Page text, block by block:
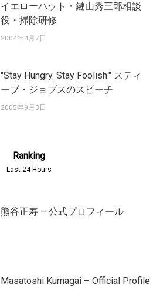
イエローハット・鍵山秀三郎相談
役・掃除研修
2004年4月7日
"Stay Hungry. Stay Foolish." スティ
ーブ・ジョブスのスピーチ
2005年9月3日
Ranking
Last 24 Hours
熊谷正寿 – 公式プロフィール
Masatoshi Kumagai – Official Profile